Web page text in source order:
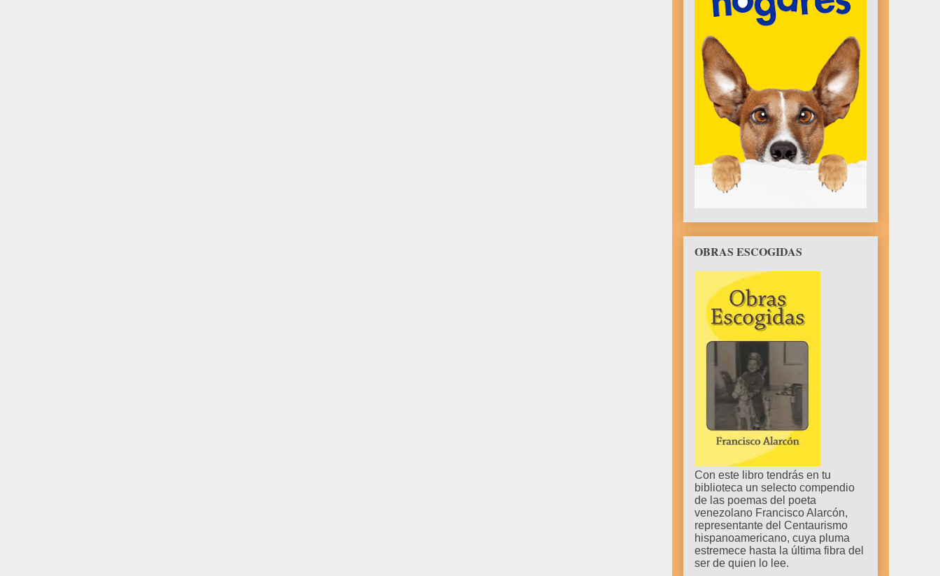
OBRAS ESCOGIDAS
Con este libro tendrás en tu
biblioteca un selecto compendio
de las poemas del poeta
venezolano Francisco Alarcón,
representante del Centaurismo
hispanoamericano, cuya pluma
estremece hasta la última fibra del
ser de quien lo lee.